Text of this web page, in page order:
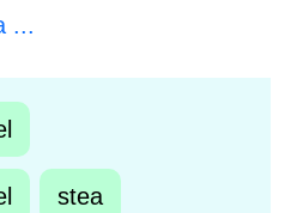
...
stea